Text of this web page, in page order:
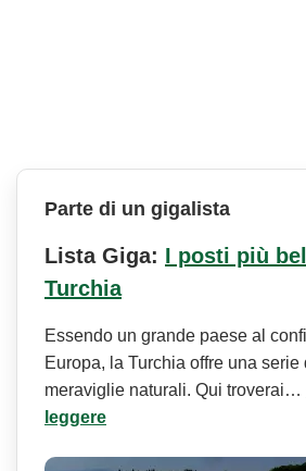
Parte di un gigalista
Lista Giga: I posti più
Turchia
Essendo un grande paese al
Europa, la Turchia offre una
meraviglie naturali. Qui troverai…
leggere